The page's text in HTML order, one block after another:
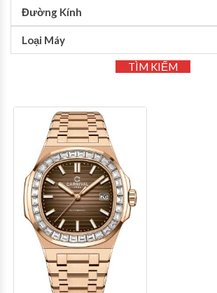
Đường Kính
Loại Máy
TÌM KIẾM